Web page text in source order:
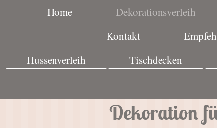
Home Dekorationsverleih
Kontakt
Hussenverleih
Tischdecken
Dekoration